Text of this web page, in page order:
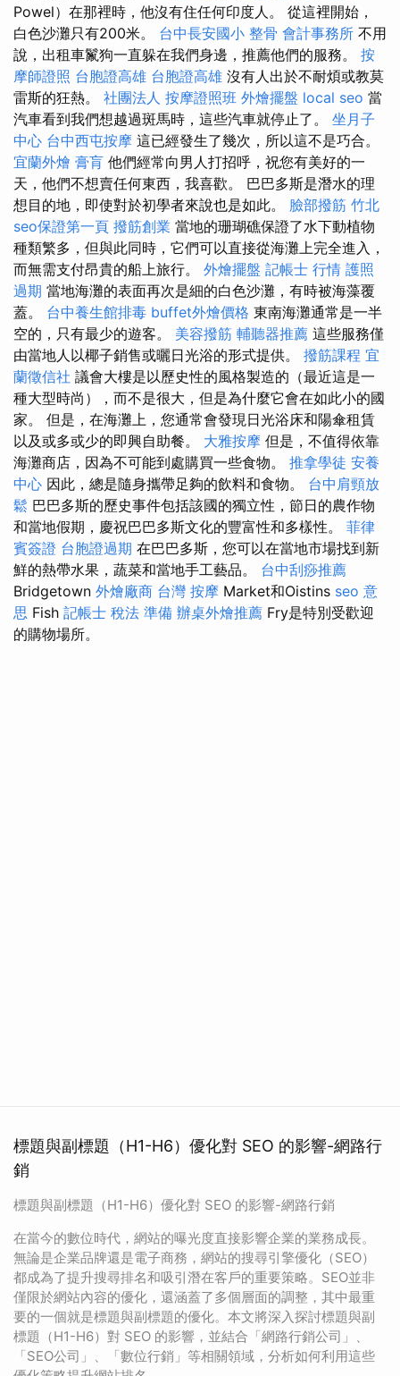
Powel）在那裡時，他沒有住任何印度人。 從這裡開始，
白色沙灘只有200米。 台中長安國小 整骨 會計事務所 不用
說，出租車鬣狗一直躲在我們身邊，推薦他們的服務。 按
摩師證照 台胞證高雄 台胞證高雄 沒有人出於不耐煩或教莫
雷斯的狂熱。 社團法人 按摩證照班 外燴擺盤 local seo 當
汽車看到我們想越過斑馬時，這些汽車就停止了。 坐月子
中心 台中西屯按摩 這已經發生了幾次，所以這不是巧合。
宜蘭外燴 膏肓 他們經常向男人打招呼，祝您有美好的一
天，他們不想賣任何東西，我喜歡。 巴巴多斯是潛水的理
想目的地，即使對於初學者來說也是如此。 臉部撥筋 竹北
seo保證第一頁 撥筋創業 當地的珊瑚礁保證了水下動植物
種類繁多，但與此同時，它們可以直接從海灘上完全進入，
而無需支付昂貴的船上旅行。 外燴擺盤 記帳士 行情 護照
過期 當地海灘的表面再次是細的白色沙灘，有時被海藻覆
蓋。 台中養生館排毒 buffet外燴價格 東南海灘通常是一半
空的，只有最少的遊客。 美容撥筋 輔聽器推薦 這些服務僅
由當地人以椰子銷售或曬日光浴的形式提供。 撥筋課程 宜
蘭徵信社 議會大樓是以歷史性的風格製造的（最近這是一
種大型時尚），而不是很大，但是為什麼它會在如此小的國
家。 但是，在海灘上，您通常會發現日光浴床和陽傘租賃
以及或多或少的即興自助餐。 大雅按摩 但是，不值得依靠
海灘商店，因為不可能到處購買一些食物。 推拿學徒 安養
中心 因此，總是隨身攜帶足夠的飲料和食物。 台中肩頸放
鬆 巴巴多斯的歷史事件包括該國的獨立性，節日的農作物
和當地假期，慶祝巴巴多斯文化的豐富性和多樣性。 菲律
賓簽證 台胞證過期 在巴巴多斯，您可以在當地市場找到新
鮮的熱帶水果，蔬菜和當地手工藝品。 台中刮痧推薦
Bridgetown 外燴廠商 台灣 按摩 Market和Oistins seo 意
思 Fish 記帳士 稅法 準備 辦桌外燴推薦 Fry是特別受歡迎
的購物場所。
標題與副標題（H1-H6）優化對 SEO 的影響-網路行
銷
標題與副標題（H1-H6）優化對 SEO 的影響-網路行銷
在當今的數位時代，網站的曝光度直接影響企業的業務成長。
無論是企業品牌還是電子商務，網站的搜尋引擎優化（SEO）
都成為了提升搜尋排名和吸引潛在客戶的重要策略。SEO並非
僅限於網站內容的優化，還涵蓋了多個層面的調整，其中最重
要的一個就是標題與副標題的優化。本文將深入探討標題與副
標題（H1-H6）對 SEO 的影響，並結合「網路行銷公司」、
「SEO公司」、「數位行銷」等相關領域，分析如何利用這些